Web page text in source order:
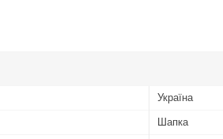
Україна
Шапка